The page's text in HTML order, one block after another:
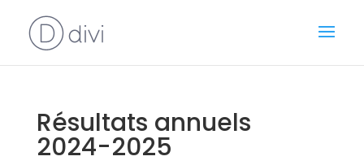
Résultats annuels
2024-2025